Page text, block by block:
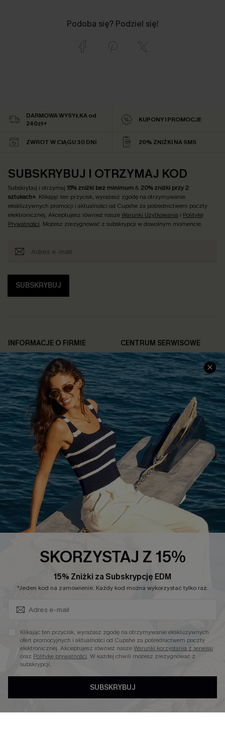
Podoba się? Podziel się!
DARMOWA WYSYŁKA od
240zł+
KUPONY I PROMOCJE
ZWROT W CIĄGU 30 DNI 20% ZNIŻKI NA SMS
SUBSKRYBUJ I OTRZYMAJ KOD
Subskrybuj i otrzymaj 15% zniżki bez minimum& 20% zniżki przy 2
sztukach+. Klikając ten przycisk, wyrażasz zgodę na otrzymywanie
ekskluzywnych promocji i aktualności od Cupshe za pośrednictwem poczty
elektronicznej. Akceptujesz również naszeWarunki Użytkowania i Politykę
Prywatności. Możesz zrezygnować z subskrypcji w dowolnym momencie.
SUBSKRYBUJ
INFORMACJE O FIRMIE
O NAS
Opinie Klientów
Polityka Prywatności
Warunki & Zasady
Łańcuch Dostaw Cupshe
20% Zniżki na SMS
CENTRUM SERWISOWE
Informacje o Wysyłce
Jak Śledzić
Polityka Zwrotów
Rozpocznij Zwrot
Informacje o Rozmiarach
FAQS
Kontakt z Nami
POPULARNA KOLEKCJA
Nowości
Niezbędnik na Wakacje
Miękka Dzianina
Wysokim Stanem
4.4
SKORZYSTAJ Z 15%
15% Zniżki za Subskrypcję EDM
*Jeden kod na zamówienie. Każdy kod można wykorzystać tylko raz.
Klikając ten przycisk, wyrażasz zgodę na otrzymywanie ekskluzywnych
ofert promocyjnych i aktualności od Cupshe za pośrednictwem poczty
elektronicznej. Akceptujesz również naszeWarunki korzystania z serwisu
oraz Politykę prywatności. W każdej chwili możesz zrezygnować z
subskrypcji.
SUBSKRYBUJ